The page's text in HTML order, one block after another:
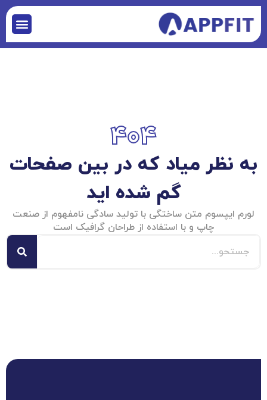
404
به نظر میاد که در بین صفحات
گم شده اید
لورم ایپسوم متن ساختگی با تولید سادگی نامفهوم از صنعت
چاپ و با استفاده از طراحان گرافیک است